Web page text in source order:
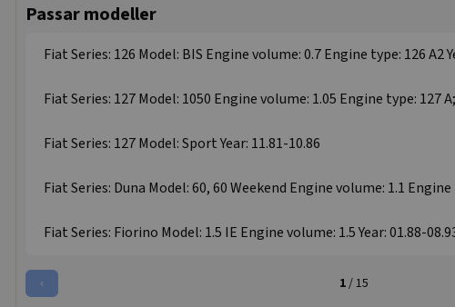
Passar modeller
Fiat Series: 126 Model: BIS Engine volume: 0.7 Engine type: 126 A2
Fiat Series: 127 Model: 1050 Engine volume: 1.05 Engine type: 127 A;
Fiat Series: 127 Model: Sport Year: 11.81-10.86
Fiat Series: Duna Model: 60, 60 Weekend Engine volume: 1.1 Engine
Fiat Series: Fiorino Model: 1.5 IE Engine volume: 1.5 Year: 01.88-
‹ 1/ 15